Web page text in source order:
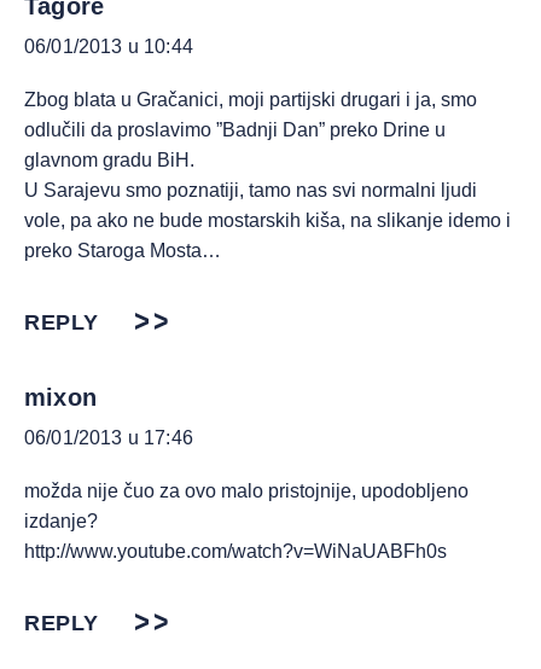
Tagore
06/01/2013 u 10:44
Zbog blata u Gračanici, moji partijski drugari i ja, smo
odlučili da proslavimo ”Badnji Dan” preko Drine u
glavnom gradu BiH.
U Sarajevu smo poznatiji, tamo nas svi normalni ljudi
vole, pa ako ne bude mostarskih kiša, na slikanje idemo i
preko Staroga Mosta…
REPLY
mixon
06/01/2013 u 17:46
možda nije čuo za ovo malo pristojnije, upodobljeno
izdanje?
http://www.youtube.com/watch?v=WiNaUABFh0s
REPLY